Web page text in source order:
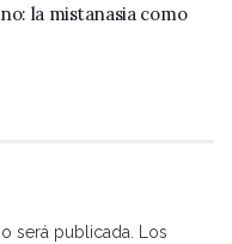
la mistanasia como
será publicada. Los